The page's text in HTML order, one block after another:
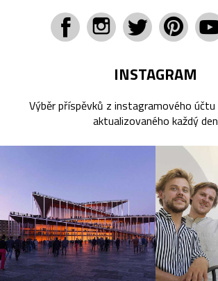
INSTAGRAM
Výběr příspěvků z instagramového účtu
aktualizovaného každý den